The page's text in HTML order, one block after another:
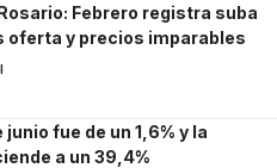
Febrero registra suba
oferta y precios imparables
fue de un 1,6% y la
a un 39,4%